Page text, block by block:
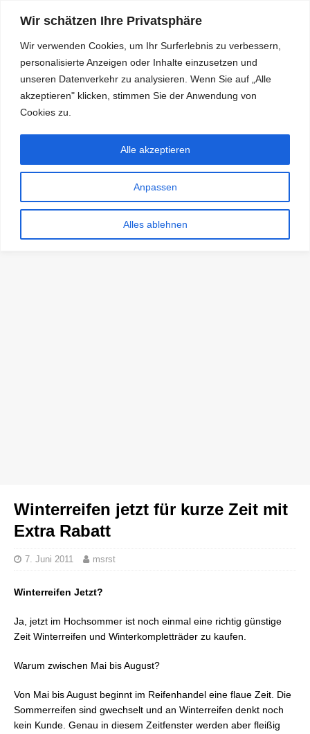
Wir schätzen Ihre Privatsphäre
Wir verwenden Cookies, um Ihr Surferlebnis zu verbessern,
personalisierte Anzeigen oder Inhalte einzusetzen und
unseren Datenverkehr zu analysieren. Wenn Sie auf „Alle
akzeptieren" klicken, stimmen Sie der Anwendung von
Cookies zu.
Anpassen
Alles ablehnen
Alle akzeptieren
RDKS.EXPERT
TESTS, EXPERTEN-TIPPS RUND UM DAS THEMA RDKS UND
Winterreifen jetzt für kurze Zeit mit
Extra Rabatt
7. Juni 2011 msrst
Winterreifen Jetzt?
Ja, jetzt im Hochsommer ist noch einmal eine richtig günstige
Zeit Winterreifen und Winterkompletträder zu kaufen.
Warum zwischen Mai bis August?
Von Mai bis August beginnt im Reifenhandel eine flaue Zeit. Die
Sommerreifen sind gwechselt und an Winterreifen denkt noch
kein Kunde. Genau in diesem Zeitfenster werden aber fleißig